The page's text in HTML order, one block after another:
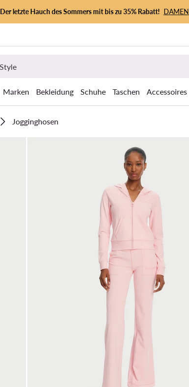
Der letzte Hauch des Sommers mit bis zu 35% Rabatt! DAMEN
Marken Bekleidung Schuhe Taschen Accessoires
Jogginghosen